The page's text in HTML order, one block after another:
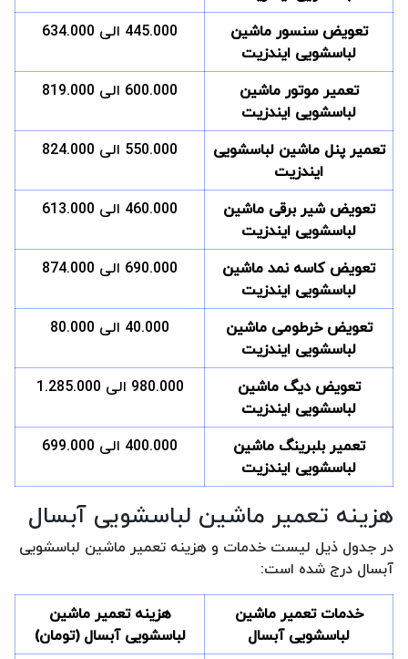
تعویض سنسور ماشین
لباسشویی ایندزیت
445.000 الی 634.000
تعمیر موتور ماشین
لباسشویی ایندزیت
600.000 الی 819.000
تعمیر پنل ماشین لباسشویی
ایندزیت
550.000 الی 824.000
تعویض شیر برقی ماشین
لباسشویی ایندزیت
460.000 الی 613.000
تعویض کاسه نمد ماشین
لباسشویی ایندزیت
690.000 الی 874.000
تعویض خرطومی ماشین
لباسشویی ایندزیت
40.000 الی 80.000
تعویض دیگ ماشین
لباسشویی ایندزیت
980.000 الی 1.285.000
تعمیر بلبرینگ ماشین
لباسشویی ایندزیت
400.000 الی 699.000
هزینه تعمیر ماشین لباسشویی آبسال
در جدول ذیل لیست خدمات و هزینه تعمیر ماشین لباسشویی
آبسال درج شده است:
خدمات تعمیر ماشین
لباسشویی آبسال
هزینه تعمیر ماشین
لباسشویی آبسال (تومان)